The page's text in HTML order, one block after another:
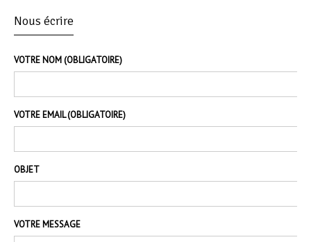
Nous écrire
VOTRE NOM (OBLIGATOIRE)
VOTRE EMAIL (OBLIGATOIRE)
OBJET
VOTRE MESSAGE